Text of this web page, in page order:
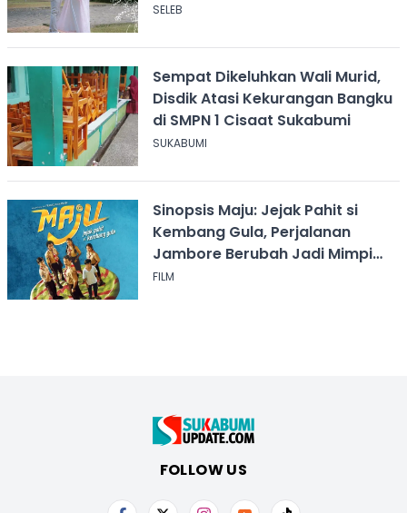
SELEB
Sempat Dikeluhkan Wali Murid,
Disdik Atasi Kekurangan Bangku
di SMPN 1 Cisaat Sukabumi
SUKABUMI
Sinopsis Maju: Jejak Pahit si
Kembang Gula, Perjalanan
Jambore Berubah Jadi Mimpi
Buruk
FILM
FOLLOW US